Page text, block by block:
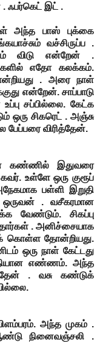
ஃபர்கெட் இட் .
அந்த பாஸ் புக்கை
வச்சிருப்ப .
விடு என்றேன் .
எதோ கலக்கம்.
. அரை நாள்
என்றேன். சாப்பாடு
சப்பில்லை. கேட்க
ஒரு சிகரெட் . அஞ்சு
பேப்பரை விரித்தேன்.
கண்ணில் இதுவரை
உள்ளே ஒரு குரூப்
பள்ளி இறுதி
ஒருவன் . வசீகரமான
வேண்டும். சிகப்பு
. அனிச்சையாக
கொள்ள தோன்றியது.
ஒரு நாள் கேட்டது
எண்ணம். அந்த
. வசு கண்டுக்
அந்த முகம் .
நினைவஞ்சலி .